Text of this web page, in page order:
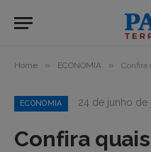
Home » ECONOMIA » Confira quais
ECONOMIA 24 de junho de
Confira